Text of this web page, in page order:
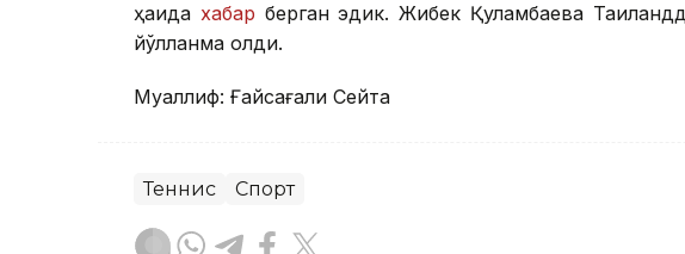
ҳақида хабар берган эдик. Жибек Қуламбаева
йўлланма олди.
Муаллиф: Ғайсағали Сейтақ
Теннис Спорт